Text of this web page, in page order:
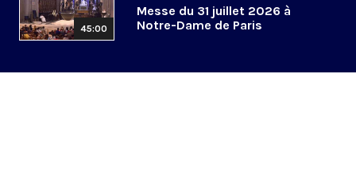
45:00
Messe du 31 juillet 2026 à
Notre-Dame de Paris